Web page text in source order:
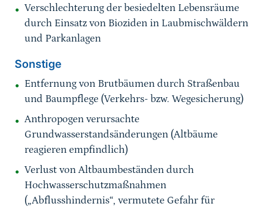
Verschlechterung der besiedelten Lebensräume
durch Einsatz von Bioziden in Laubmischwäldern
und Parkanlagen
Sonstige
Entfernung von Brutbäumen durch Straßenbau
und Baumpflege (Verkehrs- bzw. Wegesicherung)
Anthropogen verursachte
Grundwasserstandsänderungen (Altbäume
reagieren empfindlich)
Verlust von Altbaumbeständen durch
Hochwasserschutzmaßnahmen
(„Abflusshindernis“, vermutete Gefahr für